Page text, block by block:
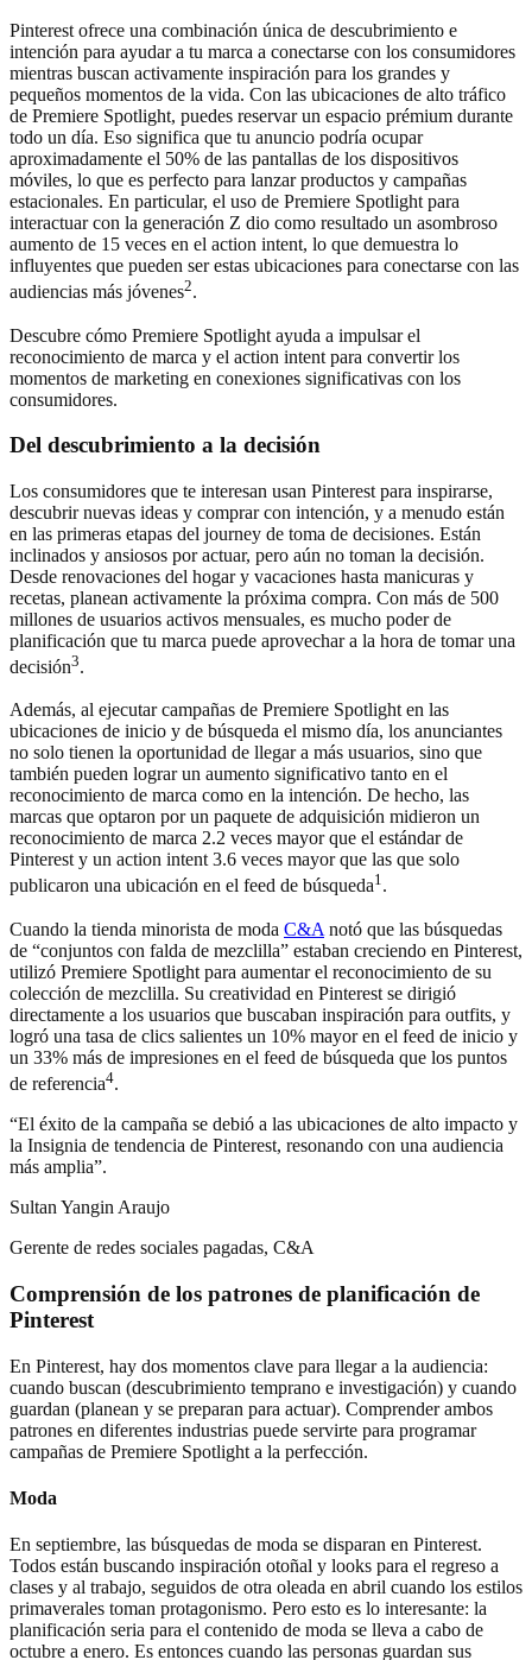
Pinterest ofrece una combinación única de descubrimiento e
intención para ayudar a tu marca a conectarse con los consumidores
mientras buscan activamente inspiración para los grandes y
pequeños momentos de la vida. Con las ubicaciones de alto tráfico
de Premiere Spotlight, puedes reservar un espacio prémium durante
todo un día. Eso significa que tu anuncio podría ocupar
aproximadamente el 50% de las pantallas de los dispositivos
móviles, lo que es perfecto para lanzar productos y campañas
estacionales. En particular, el uso de Premiere Spotlight para
interactuar con la generación Z dio como resultado un asombroso
aumento de 15 veces en el action intent, lo que demuestra lo
influyentes que pueden ser estas ubicaciones para conectarse con las
audiencias más jóvenes2.
Descubre cómo Premiere Spotlight ayuda a impulsar el
reconocimiento de marca y el action intent para convertir los
momentos de marketing en conexiones significativas con los
consumidores.
Del descubrimiento a la decisión
Los consumidores que te interesan usan Pinterest para inspirarse,
descubrir nuevas ideas y comprar con intención, y a menudo están
en las primeras etapas del journey de toma de decisiones. Están
inclinados y ansiosos por actuar, pero aún no toman la decisión.
Desde renovaciones del hogar y vacaciones hasta manicuras y
recetas, planean activamente la próxima compra. Con más de 500
millones de usuarios activos mensuales, es mucho poder de
planificación que tu marca puede aprovechar a la hora de tomar una
decisión3.
Además, al ejecutar campañas de Premiere Spotlight en las
ubicaciones de inicio y de búsqueda el mismo día, los anunciantes
no solo tienen la oportunidad de llegar a más usuarios, sino que
también pueden lograr un aumento significativo tanto en el
reconocimiento de marca como en la intención. De hecho, las
marcas que optaron por un paquete de adquisición midieron un
reconocimiento de marca 2.2 veces mayor que el estándar de
Pinterest y un action intent 3.6 veces mayor que las que solo
publicaron una ubicación en el feed de búsqueda1.
Cuando la tienda minorista de moda C&A notó que las búsquedas
de “conjuntos con falda de mezclilla” estaban creciendo en Pinterest,
utilizó Premiere Spotlight para aumentar el reconocimiento de su
colección de mezclilla. Su creatividad en Pinterest se dirigió
directamente a los usuarios que buscaban inspiración para outfits, y
logró una tasa de clics salientes un 10% mayor en el feed de inicio y
un 33% más de impresiones en el feed de búsqueda que los puntos
de referencia4.
“El éxito de la campaña se debió a las ubicaciones de alto impacto y
la Insignia de tendencia de Pinterest, resonando con una audiencia
más amplia”.
Sultan Yangin Araujo
Gerente de redes sociales pagadas, C&A
Comprensión de los patrones de planificación de
Pinterest
En Pinterest, hay dos momentos clave para llegar a la audiencia:
cuando buscan (descubrimiento temprano e investigación) y cuando
guardan (planean y se preparan para actuar). Comprender ambos
patrones en diferentes industrias puede servirte para programar
campañas de Premiere Spotlight a la perfección.
Moda
En septiembre, las búsquedas de moda se disparan en Pinterest.
Todos están buscando inspiración otoñal y looks para el regreso a
clases y al trabajo, seguidos de otra oleada en abril cuando los estilos
primaverales toman protagonismo. Pero esto es lo interesante: la
planificación seria para el contenido de moda se lleva a cabo de
octubre a enero. Es entonces cuando las personas guardan sus